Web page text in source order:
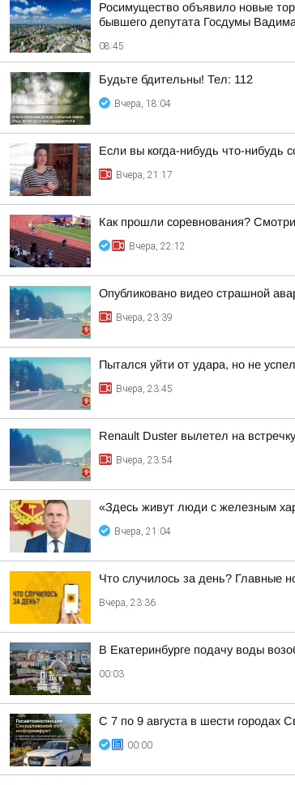
Росимущество объявило новые
бывшего депутата Госдумы
08:45
Будьте бдительны! Тел: 112
Вчера, 18:04
Если вы когда-нибудь что-нибудь
Вчера, 21:17
Как прошли соревнования?
Вчера, 22:12
Опубликовано видео страшной
Вчера, 23:39
Пытался уйти от удара, но не
Вчера, 23:45
Renault Duster вылетел на
Вчера, 23:54
«Здесь живут люди с железным
Вчера, 21:04
Что случилось за день? Главные
Вчера, 23:36
В Екатеринбурге подачу воды
00:03
С 7 по 9 августа в шести городах
00:00